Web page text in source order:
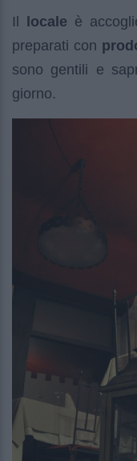
Il locale è
preparati con
sono gentili e
giorno.